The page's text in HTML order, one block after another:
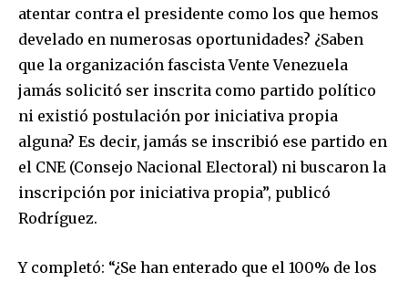
atentar contra el presidente como los que hemos
develado en numerosas oportunidades? ¿Saben
que la organización fascista Vente Venezuela
jamás solicitó ser inscrita como partido político
ni existió postulación por iniciativa propia
alguna? Es decir, jamás se inscribió ese partido en
el CNE (Consejo Nacional Electoral) ni buscaron la
inscripción por iniciativa propia”, publicó
Rodríguez.
Y completó: “¿Se han enterado que el 100% de los